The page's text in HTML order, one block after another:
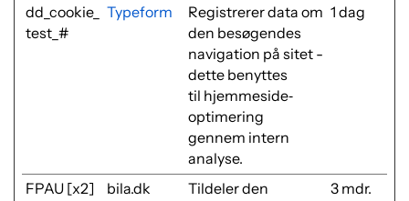
dd_cookie_
test_#
Typeform
Registrerer data om
den besøgendes
navigation på sitet -
dette benyttes
til hjemmeside‐
optimering
gennem intern
analyse.
1 dag
FPAU [x2]
bila.dk
Tildeler den
3 mdr.